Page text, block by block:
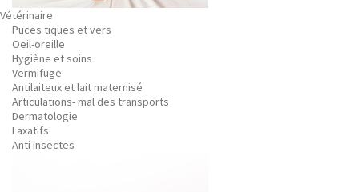
Vétérinaire
Puces tiques et vers
Oeil-oreille
Hygiène et soins
Vermifuge
Antilaiteux et lait maternisé
Articulations- mal des transports
Dermatologie
Laxatifs
Anti insectes